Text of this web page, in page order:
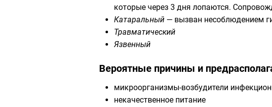
которые через 3 дня лопаются.
Катаральный — вызван несоблюдением
Травматический
Язвенный
Вероятные причины и
микроорганизмы-возбудители
некачественное питание